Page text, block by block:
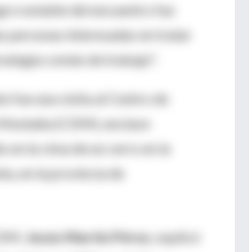
notable del encuentro fue
personas interesadas en tratar
común de trabajo".
fue una visita al Centro de
(CDM), enclave
en la cima de un cerro en la
en la provincia de
Jesús Martín Pérez , explicó